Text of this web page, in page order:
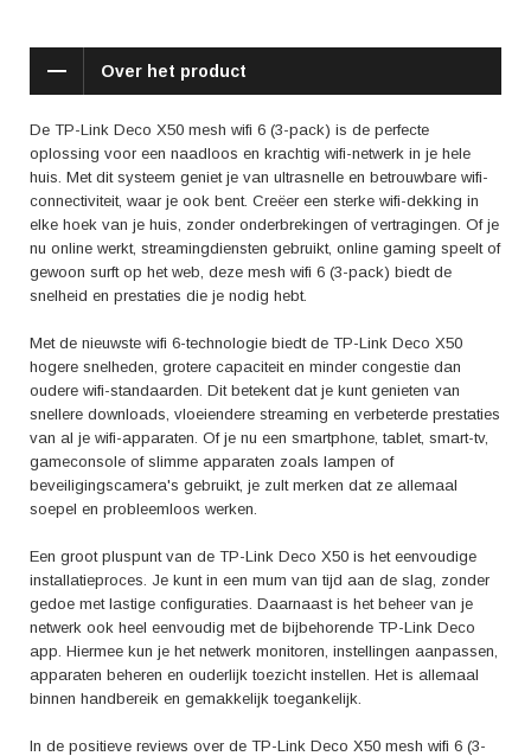
worden verschillende aspecten benadrukt. Gebruikers zijn vooral
zones. Ze merken ook op dat de verbindingssnelheid aanzienlijk is
verbeterd ten opzichte van hun vorige wifi-router. Daarnaast wordt de
eenvoudige installatie en het gebruiksgemak van de bijbehorende app
gewaardeerd.
Kortom, met de TP-Link Deco X50 mesh wifi 6 (3-pack) haal je een
krachtig en betrouwbaar wifi-netwerk in huis. Je geniet van snelle en
stabiele verbindingen, waar je ook bent. Met de eenvoudige installatie
een optimale wifi-ervaring. Ervaar het zelf en laat je verrassen door de
geweldige prestaties van dit mesh wifi 6 (3-pack) systeem.
Over het product
De TP-Link Deco X50 mesh wifi 6 (3-pack) is de perfecte
oplossing voor een naadloos en krachtig wifi-netwerk in je hele
huis. Met dit systeem geniet je van ultrasnelle en betrouwbare wifi-
connectiviteit, waar je ook bent. Creëer een sterke wifi-dekking in
elke hoek van je huis, zonder onderbrekingen of vertragingen. Of je
nu online werkt, streamingdiensten gebruikt, online gaming speelt of
gewoon surft op het web, deze mesh wifi 6 (3-pack) biedt de
snelheid en prestaties die je nodig hebt.
Met de nieuwste wifi 6-technologie biedt de TP-Link Deco X50
hogere snelheden, grotere capaciteit en minder congestie dan
oudere wifi-standaarden. Dit betekent dat je kunt genieten van
snellere downloads, vloeiendere streaming en verbeterde prestaties
van al je wifi-apparaten. Of je nu een smartphone, tablet, smart-tv,
gameconsole of slimme apparaten zoals lampen of
beveiligingscamera's gebruikt, je zult merken dat ze allemaal
soepel en probleemloos werken.
Een groot pluspunt van de TP-Link Deco X50 is het eenvoudige
installatieproces. Je kunt in een mum van tijd aan de slag, zonder
gedoe met lastige configuraties. Daarnaast is het beheer van je
netwerk ook heel eenvoudig met de bijbehorende TP-Link Deco
app. Hiermee kun je het netwerk monitoren, instellingen aanpassen,
apparaten beheren en ouderlijk toezicht instellen. Het is allemaal
binnen handbereik en gemakkelijk toegankelijk.
In de positieve reviews over de TP-Link Deco X50 mesh wifi 6 (3-